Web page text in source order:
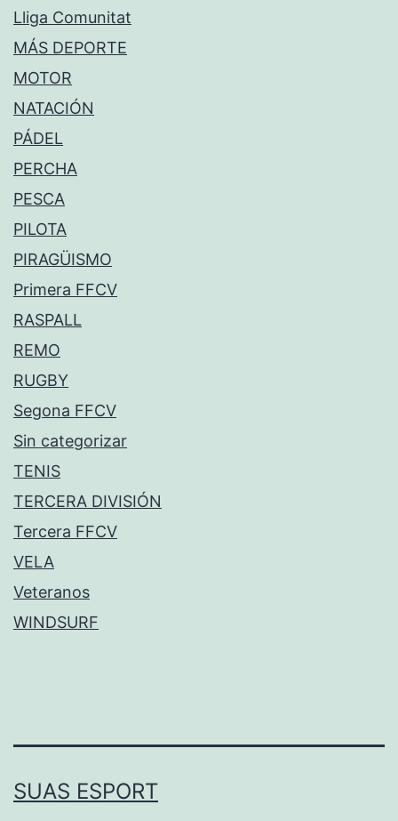
Lliga Comunitat
MÁS DEPORTE
MOTOR
NATACIÓN
PÁDEL
PERCHA
PESCA
PILOTA
PIRAGÜISMO
Primera FFCV
RASPALL
REMO
RUGBY
Segona FFCV
Sin categorizar
TENIS
TERCERA DIVISIÓN
Tercera FFCV
VELA
Veteranos
WINDSURF
SUAS ESPORT